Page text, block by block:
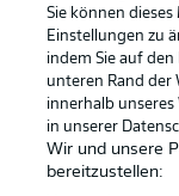
Spieler
AGB
Sie können
Einstellungen zu
indem Sie auf
unteren Rand der
innerhalb
in unserer
Wir und unsere
bereitzustellen: